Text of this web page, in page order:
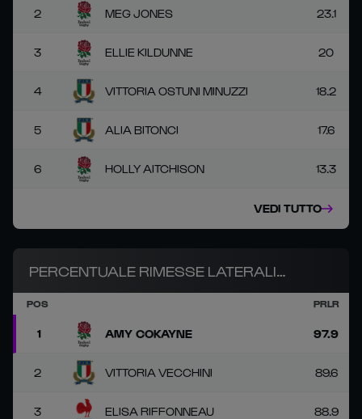
2 MEG JONES 23.1
3 ELLIE KILDUNNE 20
4 VITTORIA OSTUNI MINUZZI 18.2
5 ALIA BITONCI 17.6
6 HOLLY AITCHISON 13.3
VEDI TUTTO
PERCENTUALE RIMESSE LATERALI
RIUSCITE
POS PRLR
1 AMY COKAYNE 97.9
2 VITTORIA VECCHINI 89.6
3 ELISA RIFFONNEAU 88.9